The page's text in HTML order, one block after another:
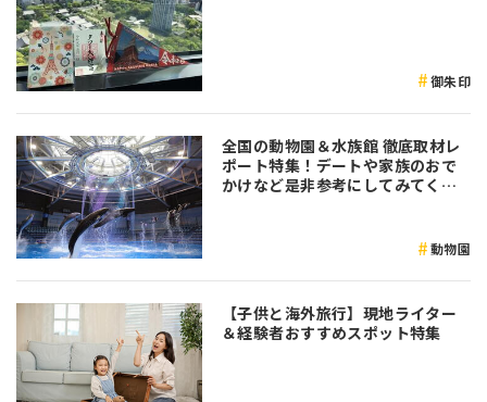
御朱印
全国の動物園＆水族館 徹底取材レ
ポート特集！デートや家族のおで
かけなど是非参考にしてみてくだ
動物園
【子供と海外旅行】現地ライター
＆経験者おすすめスポット特集